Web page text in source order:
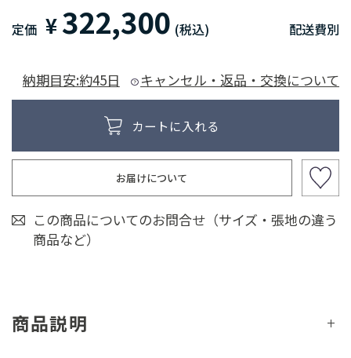
定価 ¥322,300 (税込) 配送費別
納期目安:約45日 キャンセル・返品・交換について
お届けについて
この商品についてのお問合せ（サイズ・張地の違う
商品など）
商品説明